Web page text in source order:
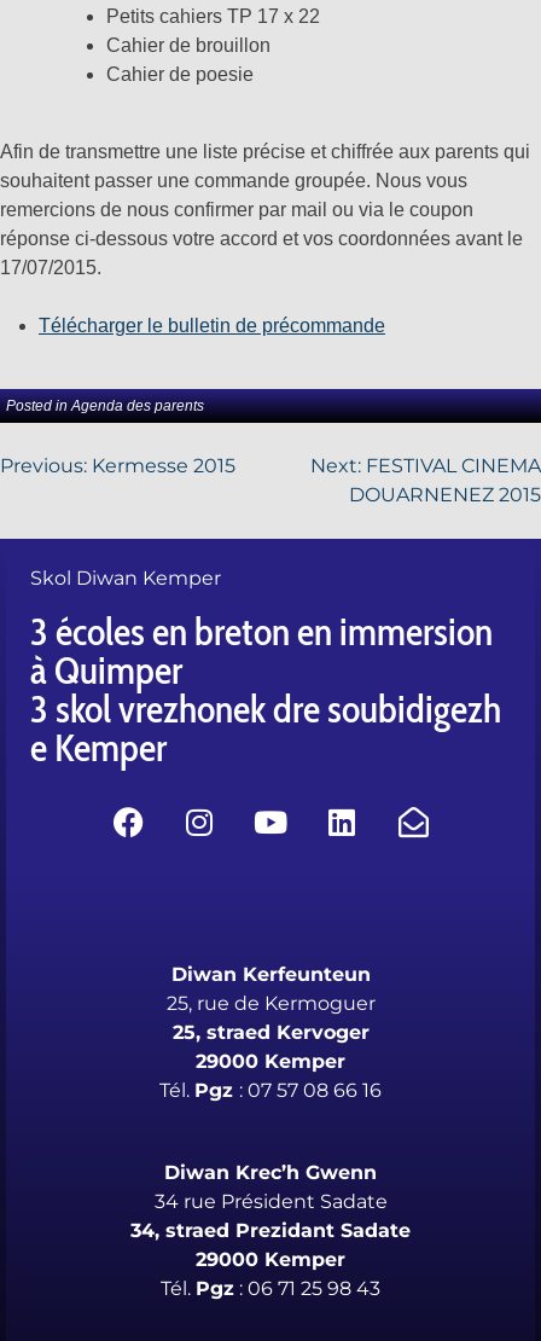
Petits cahiers TP 17 x 22
Cahier de brouillon
Cahier de poesie
Afin de transmettre une liste précise et chiffrée aux parents qui
souhaitent passer une commande groupée. Nous vous
remercions de nous confirmer par mail ou via le coupon
réponse ci-dessous votre accord et vos coordonnées avant le
17/07/2015.
Télécharger le bulletin de précommande
Posted inAgenda des parents
Previous: Kermesse 2015 Next: FESTIVAL CINEMA
DOUARNENEZ 2015
Skol Diwan Kemper
3 écoles en breton en immersion
à Quimper
3 skol vrezhonek dre soubidigezh
e Kemper
Diwan Kerfeunteun
25, rue de Kermoguer
25, straed Kervoger
29000 Kemper
Tél. Pgz : 07 57 08 66 16
Diwan Krec’h Gwenn
34 rue Président Sadate
34, straed Prezidant Sadate
29000 Kemper
Tél. Pgz : 06 71 25 98 43